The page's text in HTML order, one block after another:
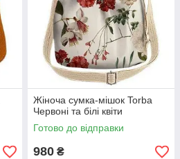
Жіноча сумка-мішок Torba
Червоні та білі квіти
Готово до відправки
980 ₴